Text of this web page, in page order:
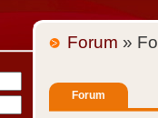
Forum »
Forum